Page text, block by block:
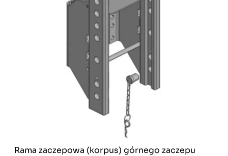
Rama zaczepowa (korpus) górnego zaczepu